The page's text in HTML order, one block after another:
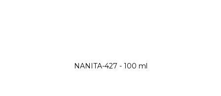
NANITA-427 - 100 ml